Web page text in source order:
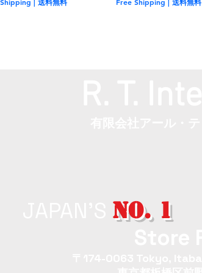
| 送料無料 Free Shipping | 送料無料
NO. 1